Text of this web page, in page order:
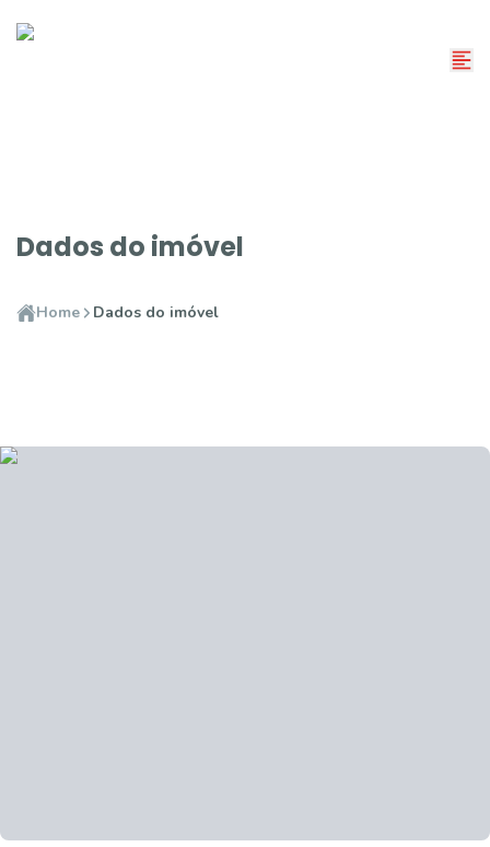
Dados do imóvel
Home Dados do imóvel